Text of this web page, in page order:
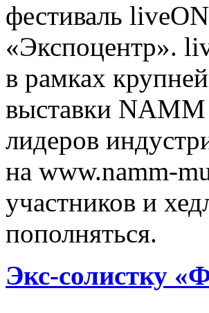
фестиваль
«Экспоцентр».
в рамках
выставки NAMM
лидеров
на www.namm-
участников и
пополняться.
Экс-солистку